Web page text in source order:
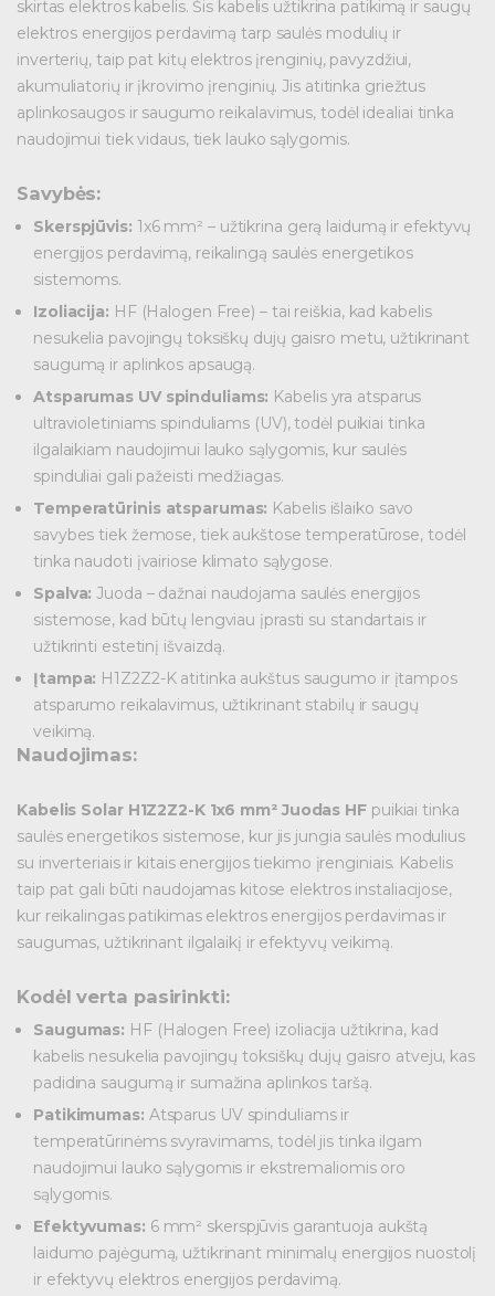
Telekomunikacijų prekės
Apšvietimo prekės
skirtas elektros kabelis. Šis kabelis užtikrina patikimą ir saugų
elektros energijos perdavimą tarp saulės modulių ir
inverterių, taip pat kitų elektros įrenginių, pavyzdžiui,
akumuliatorių ir įkrovimo įrenginių. Jis atitinka griežtus
aplinkosaugos ir saugumo reikalavimus, todėl idealiai tinka
naudojimui tiek vidaus, tiek lauko sąlygomis.
Savybės:
Skerspjūvis: 1x6 mm² – užtikrina gerą laidumą ir efektyvų
energijos perdavimą, reikalingą saulės energetikos
sistemoms.
Izoliacija: HF (Halogen Free) – tai reiškia, kad kabelis
nesukelia pavojingų toksiškų dujų gaisro metu, užtikrinant
saugumą ir aplinkos apsaugą.
Atsparumas UV spinduliams: Kabelis yra atsparus
ultravioletiniams spinduliams (UV), todėl puikiai tinka
ilgalaikiam naudojimui lauko sąlygomis, kur saulės
spinduliai gali pažeisti medžiagas.
Temperatūrinis atsparumas: Kabelis išlaiko savo
savybes tiek žemose, tiek aukštose temperatūrose, todėl
tinka naudoti įvairiose klimato sąlygose.
Spalva: Juoda – dažnai naudojama saulės energijos
sistemose, kad būtų lengviau įprasti su standartais ir
užtikrinti estetinį išvaizdą.
Įtampa: H1Z2Z2-K atitinka aukštus saugumo ir įtampos
atsparumo reikalavimus, užtikrinant stabilų ir saugų
veikimą.
Naudojimas:
Kabelis Solar H1Z2Z2-K 1x6 mm² Juodas HF puikiai tinka
saulės energetikos sistemose, kur jis jungia saulės modulius
su inverteriais ir kitais energijos tiekimo įrenginiais. Kabelis
taip pat gali būti naudojamas kitose elektros instaliacijose,
kur reikalingas patikimas elektros energijos perdavimas ir
saugumas, užtikrinant ilgalaikį ir efektyvų veikimą.
Kodėl verta pasirinkti:
Saugumas: HF (Halogen Free) izoliacija užtikrina, kad
kabelis nesukelia pavojingų toksiškų dujų gaisro atveju, kas
padidina saugumą ir sumažina aplinkos taršą.
Patikimumas: Atsparus UV spinduliams ir
temperatūrinėms svyravimams, todėl jis tinka ilgam
naudojimui lauko sąlygomis ir ekstremaliomis oro
sąlygomis.
Efektyvumas: 6 mm² skerspjūvis garantuoja aukštą
laidumo pajėgumą, užtikrinant minimalų energijos nuostolį
ir efektyvų elektros energijos perdavimą.